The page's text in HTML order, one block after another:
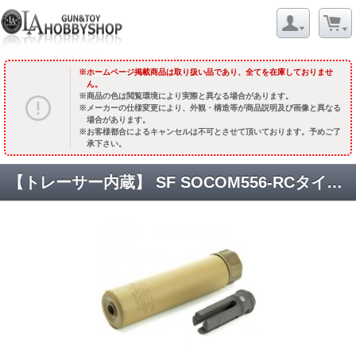
ホームページ掲載商品は取り扱い品であり、全てを在庫しておりませ
ん。
商品の色は閲覧環境により実際と異なる場合があります。
メーカーの仕様変更により、外観・構造等が商品説明及び画像と異なる
場合があります。
お客様都合によるキャンセルは不可とさせて頂いております。予めご了
承下さい。
【トレーサー内蔵】 SF SOCOM556-RCタイプ サプレッサー &ハイダー (14mm逆ネジ) [KW-KU-215-SP] [取寄]